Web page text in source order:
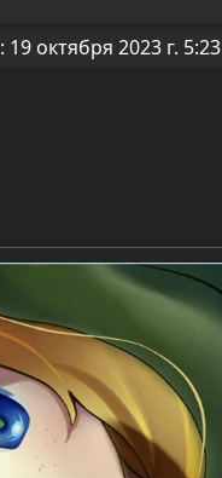
октября 2023 г. 5:23